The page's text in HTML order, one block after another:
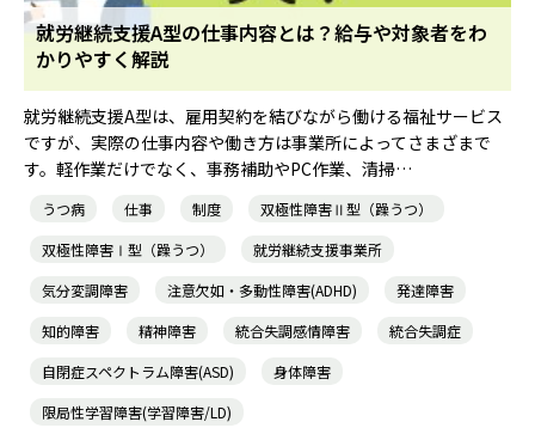
就労継続支援A型の仕事内容とは？給与や対象者をわ
かりやすく解説
就労継続支援A型は、雇用契約を結びながら働ける福祉サービス
ですが、実際の仕事内容や働き方は事業所によってさまざまで
す。軽作業だけでなく、事務補助やPC作業、清掃…
うつ病 仕事 制度
双極性障害Ⅱ型（躁うつ）
双極性障害Ⅰ型（躁うつ）
就労継続支援事業所
気分変調障害
注意欠如・多動性障害(ADHD)
発達障害
知的障害
精神障害 統合失調感情障害
統合失調症
自閉症スペクトラム障害(ASD)
身体障害
限局性学習障害(学習障害/LD)